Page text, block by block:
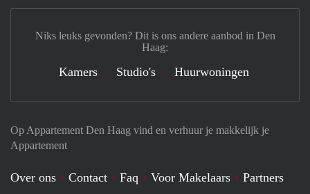
Op Appartement Den Haag vind en verhuur je makkelijk je
Appartement
Over ons Contact Faq Voor Makelaars Partners
Niks leuks gevonden? Dit is ons andere aanbod in Den
Haag:
Kamers Studio's Huurwoningen